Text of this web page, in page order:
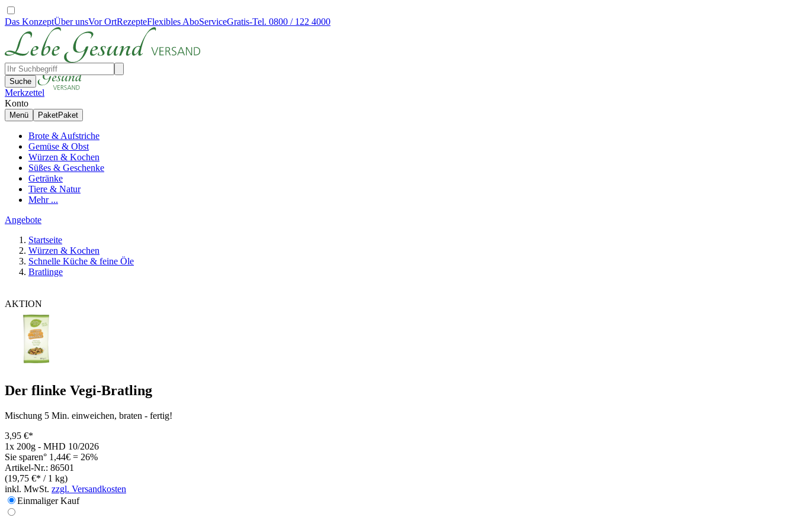
Das KonzeptÜber unsVor OrtRezepteFlexibles AboServiceGratis-Tel. 0800 / 122 4000
Suche
Merkzettel
Konto
Menü PaketPaket
Brote & Aufstriche
Gemüse & Obst
Würzen & Kochen
Süßes & Geschenke
Getränke
Tiere & Natur
Mehr ...
Angebote
Startseite
Würzen & Kochen
Schnelle Küche & feine Öle
Bratlinge
AKTION
Der flinke Vegi-Bratling
Mischung 5 Min. einweichen, braten - fertig!
3,95 €*
1x 200g - MHD 10/2026
Sie sparen° 1,44€ = 26%
Artikel-Nr.: 86501
(19,75 €* / 1 kg)
inkl. MwSt. zzgl. Versandkosten
Einmaliger Kauf